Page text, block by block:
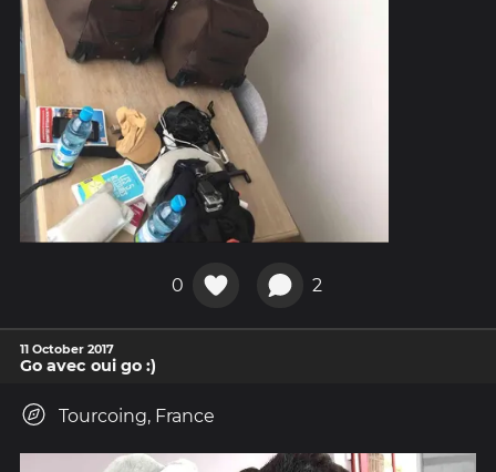
0 2
11 October 2017
Go avec oui go :)
Tourcoing, France